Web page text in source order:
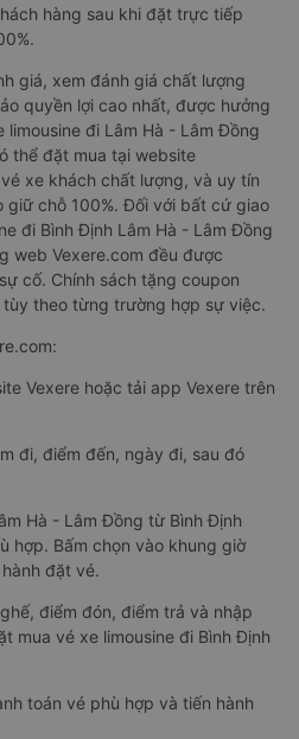
hàng sau khi đặt trực tiếp
giá, xem đánh giá chất lượng
quyền lợi cao nhất, được hưởng
limousine đi Lâm Hà - Lâm Đồng
thể đặt mua tại website
xe khách chất lượng, và uy tín
giữ chỗ 100%. Đối với bất cứ giao
đi Bình Định Lâm Hà - Lâm Đồng
web Vexere.com đều được
cố. Chính sách tặng coupon
tùy theo từng trường hợp sự việc.
Vexere hoặc tải app Vexere trên
đi, điểm đến, ngày đi, sau đó
Hà - Lâm Đồng từ Bình Định
hợp. Bấm chọn vào khung giờ
đặt vé.
điểm đón, điểm trả và nhập
mua vé xe limousine đi Bình Định
toán vé phù hợp và tiến hành